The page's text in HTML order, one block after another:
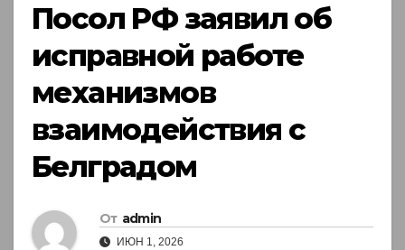
Посол РФ заявил об
исправной работе
механизмов
взаимодействия с
Белградом
От admin
ИЮН 1, 2026